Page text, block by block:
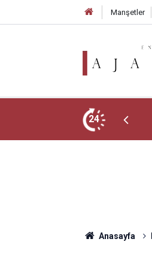
Manşetler
24
Tercih Ekranı Açıldı Mı? Tercihler
Anasayfa